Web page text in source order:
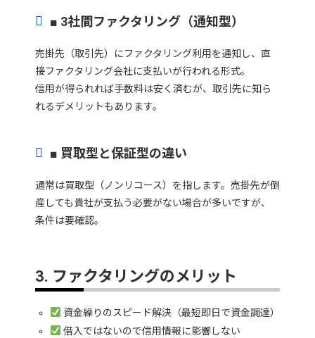
■ 3社間ファクタリング（通知型）
売掛先（取引先）にファクタリング利用を通知し、直
接ファクタリング会社に支払いが行われる形式。
信用が得られれば手数料は安く済むが、取引先に知ら
れるデメリットもあります。
■ 買取型と保証型の違い
通常は買取型（ノンリコース）を指します。売掛先が倒
産しても貴社が支払う必要がない場合が多いですが、
条件は要確認。
3. ファクタリングのメリット
資金繰りのスピード解決（最短即日で資金調達）
借入ではないので信用情報に影響しない